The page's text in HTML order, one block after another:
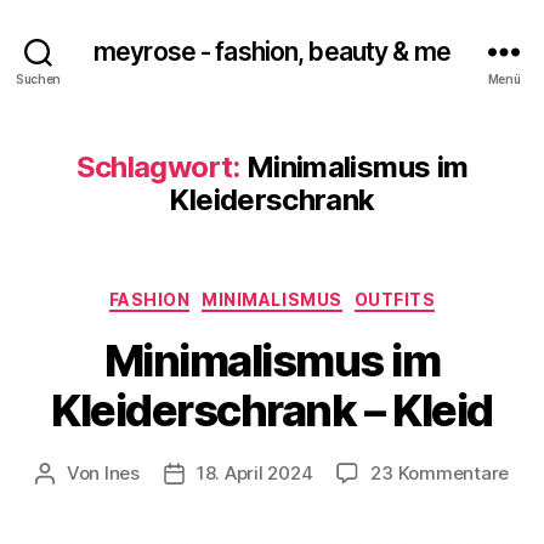
Suchen
meyrose - fashion, beauty & me
Menü
Schlagwort: Minimalismus im
Kleiderschrank
Kategorien
FASHION MINIMALISMUS OUTFITS
Minimalismus im
Kleiderschrank – Kleid
Beitragsautor
Von Ines Veröffentlichungsdatum
18. April 2024 23 Kommentarezu